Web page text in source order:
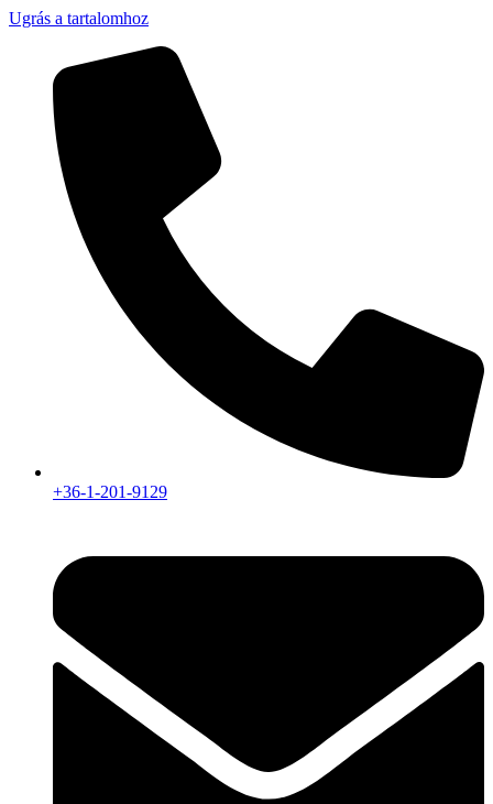
Ugrás a tartalomhoz
+36-1-201-9129